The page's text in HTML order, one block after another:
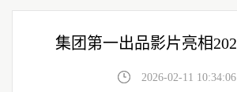
2026-02-11 10:34:06